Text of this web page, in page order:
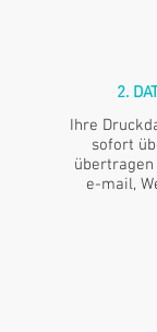
2.
Ihre
sofort
übertragen
e-mail,